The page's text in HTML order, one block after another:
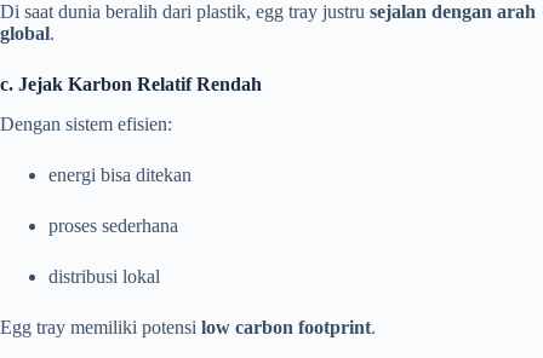
Di saat dunia beralih dari plastik, egg tray justru sejalan dengan arah
global.
c. Jejak Karbon Relatif Rendah
Dengan sistem efisien:
energi bisa ditekan
proses sederhana
distribusi lokal
Egg tray memiliki potensi low carbon footprint.